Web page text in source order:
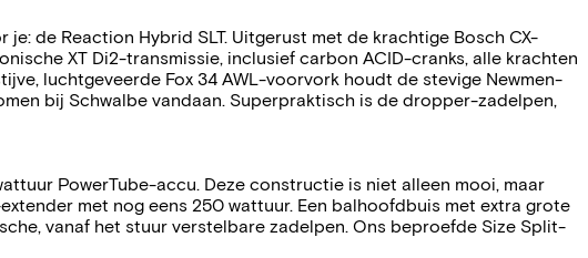
de Reaction Hybrid SLT. Uitgerust met de krachtige Bosch CX-
XT Di2-transmissie, inclusief carbon ACID-cranks, alle krachten
luchtgeveerde Fox 34 AWL-voorvork houdt de stevige Newmen-
bij Schwalbe vandaan. Superpraktisch is de dropper-zadelpen,
PowerTube-accu. Deze constructie is niet alleen mooi, maar
met nog eens 250 wattuur. Een balhoofdbuis met extra grote
vanaf het stuur verstelbare zadelpen. Ons beproefde Size Split-